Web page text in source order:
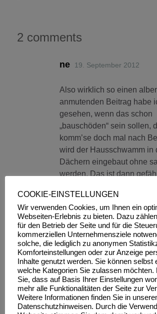
2 comments
ne 19. September 2012
Also wirklich so einen
anmutenden Beitrag habe
gesehen, wenn das schon
„bauschöden“ sein sollen,
komm’se doch mal nach
wird der Hausschwamm in
Dächern eingebaut ohne
werden. Das ist dann
Absturzsicherung bei einer
eine Dachterrasse erkennt
selbst hochsteigt, sofort
steigt nicht hoch.
Und dass Wiender Dächer
wesentlich teurer sein
wissen wir alle längst. Ich
600.000e für die Wohnung:
ein Mindestpreis. Die
COOKIE-EINSTELLUNGEN
Wir verwenden Cookies, um Ihnen ein
Webseiten-Erlebnis zu bieten. Dazu
für den Betrieb der Seite und für die
kommerziellen Unternehmensziele
solche, die lediglich zu anonymen
Komforteinstellungen oder zur Anzeige
Inhalte genutzt werden. Sie können selbst
welche Kategorien Sie zulassen möchten.
Sie, dass auf Basis Ihrer Einstellungen
mehr alle Funktionalitäten der Seite zur
Weitere Informationen finden Sie in
Datenschutzhinweisen. Durch die